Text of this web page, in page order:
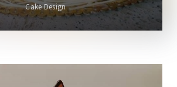
Cake Design